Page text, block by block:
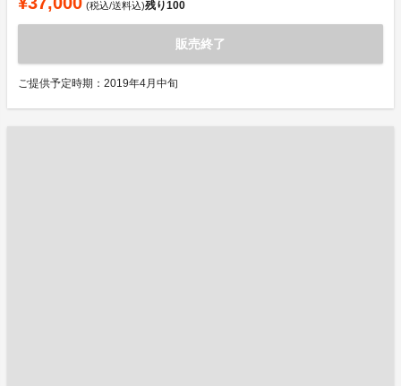
(税込/送料込)残り100
販売終了
ご提供予定時期：2019年4月中旬